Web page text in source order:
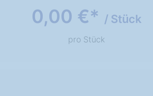
0,00 €* / Stück
pro Stück